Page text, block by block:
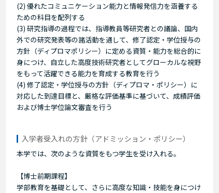
(2) 優れたコミュニケーション能力と情報発信力を涵養する
ための科目を配列する
(3) 研究指導の過程では、指導教員等研究者との議論、国内
外での研究発表等の諸活動を通して、修了認定・学位授与の
方針（ディプロマポリシー）に定める資質・能力を総合的に
身につけ、自立した高度技術研究者としてグローカルな視野
をもって活躍できる能力を育成する教育を行う
(4) 修了認定・学位授与の方針（ディプロマ・ポリシー）に
対応した到達目標と、厳格な評価基準に基づいて、成績評価
および博士学位論文審査を行う
入学者受入れの方針（アドミッション・ポリシー）
本学では、次のような資質をもつ学生を受け入れる。
【博士前期課程】
学部教育を基礎として、さらに高度な知識・技能を身につけ